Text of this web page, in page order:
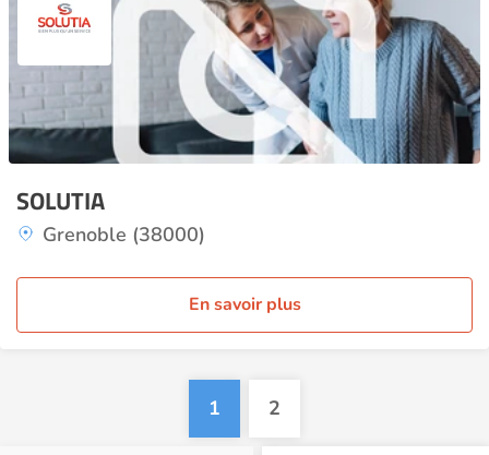
SOLUTIA
Grenoble (38000)
En savoir plus
1 2